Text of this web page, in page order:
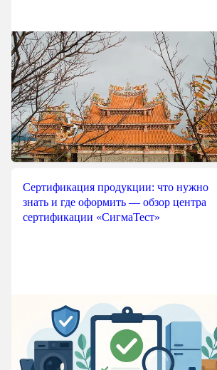
Сертификация продукции: что нужно
знать и где оформить — обзор центра
сертификации «СигмаТест»